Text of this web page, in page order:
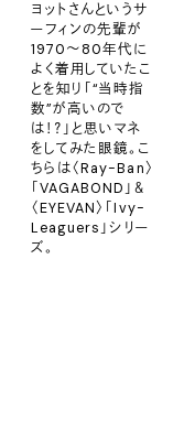
ヨットさんというサ
ーフィンの先輩が
1970〜80年代に
よく着用していたこ
とを知り「“当時指
数”が高いので
は！？」と思いマネ
をしてみた眼鏡。こ
ちらは〈Ray-Ban〉
「VAGABOND」＆
〈EYEVAN〉「Ivy-
Leaguers」シリー
ズ。